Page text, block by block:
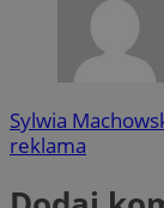
Sylwia
reklama